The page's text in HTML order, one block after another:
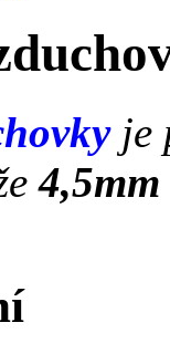
je
4,5mm